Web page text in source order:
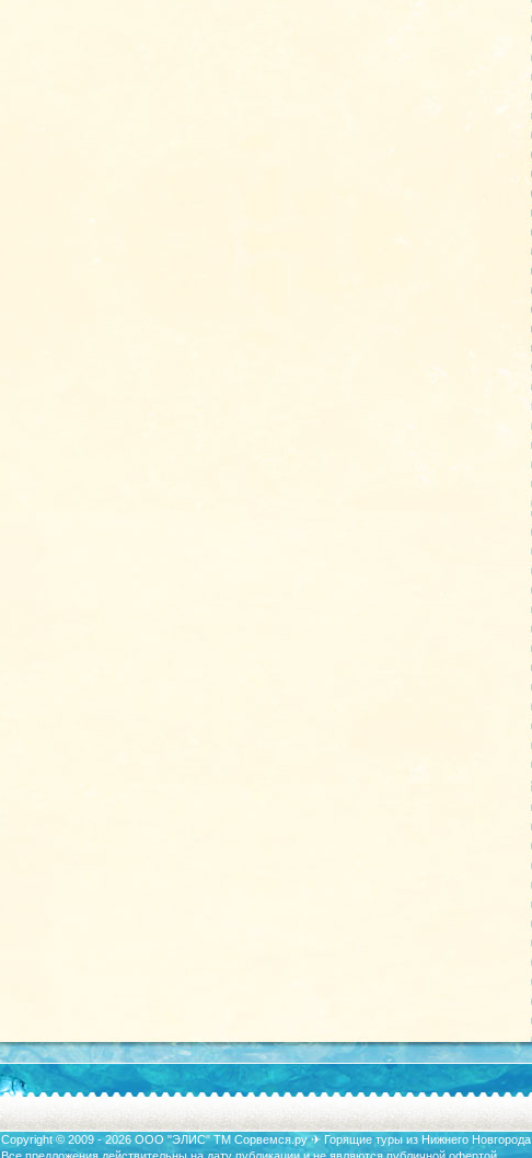
Copyright © 2009 - 2026 ООО "ЭЛИС" ТМ Сорвемся.ру ✈ Горящие туры из Нижнего Новгорода